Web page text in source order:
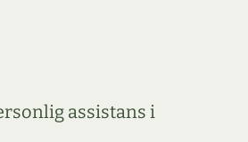
assistans i